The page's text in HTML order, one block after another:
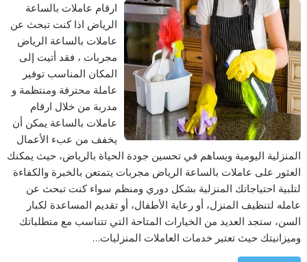
ارقام عاملات بالساعة
الرياض اذا كنت تبحث عن
عاملات بالساعة الرياض
مجربات ، فقد أتيت إلى
المكان المناسب توفير
عاملة محترفة ومنتظمة و
مدربة من خلال ارقام
عاملات بالساعة يمكن أن
يخفف من عبء الأعمال
المنزلية اليومية ويساهم في تحسين جودة الحياة بالرياض، حيث يمكنك
العثور على عاملات بالساعة الرياض مجربات يتمتعن بالخبرة والكفاءة
لتلبية احتياجاتك المنزلية بشكل دوري ومنظم سواء كنت تبحث عن
عامله لتنظيف المنزل، أو رعاية الأطفال، أو تقديم المساعدة لكبار
السن، ستجد العديد من الخيارات المتاحة التي تتناسب مع متطلباتك
وميزانيتك حيث تعتبر خدمات العاملات المنزليات…